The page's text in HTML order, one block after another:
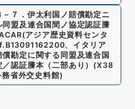
－７．伊太利国ノ賠償勘定ニ
同盟及連合国間ノ協定認証謄
アジア歴史資料センタ
B13091162200、 イタリア
償勘定に関する同盟及連合国
／認証謄本（二部あり） (X38
務省外交史料館)